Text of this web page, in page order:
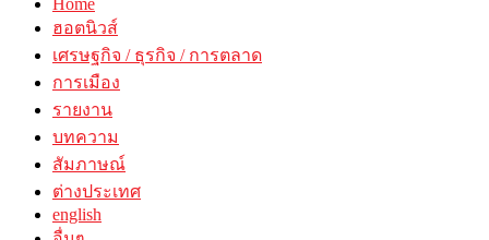
ฮอตนิวส์
เศรษฐกิจ / ธุรกิจ / การตลาด
การเมือง
รายงาน
บทความ
สัมภาษณ์
ต่างประเทศ
english